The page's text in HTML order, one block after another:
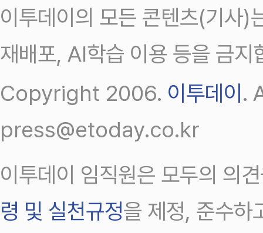
이투데이의 모든 콘텐츠(기사)
재배포, AI학습 이용 등을 금지
Copyright 2006. 이투데이 .
press@etoday.co.kr
이투데이 임직원은 모두의 의
령 및 실천규정을 제정, 준수하